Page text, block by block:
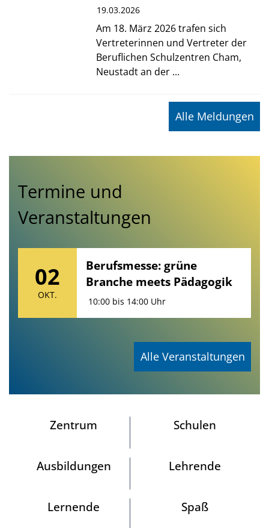
19.03.2026
Am 18. März 2026 trafen sich
Vertreterinnen und Vertreter der
Beruflichen Schulzentren Cham,
Neustadt an der ...
Alle Meldungen
Termine und
Veranstaltungen
02
OKT.
Berufsmesse: grüne
Branche meets Pädagogik
10:00bis 14:00 Uhr
Alle Veranstaltungen
Zentrum Schulen
Ausbildungen Lehrende
Lernende Spaß